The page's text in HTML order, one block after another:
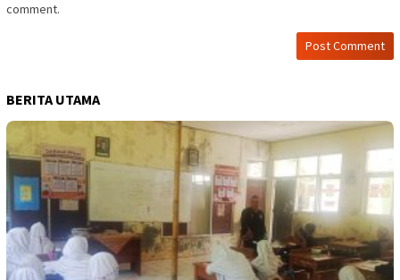
comment.
BERITA UTAMA